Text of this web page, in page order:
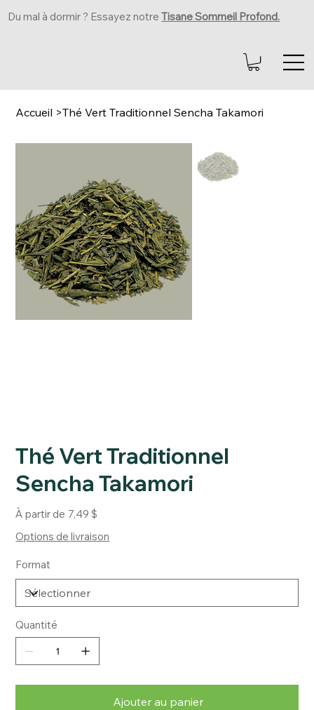
Du mal à dormir ? Essayez notreTisane Sommeil Profond.
Accueil >Thé Vert Traditionnel Sencha Takamori
Thé Vert Traditionnel
Sencha Takamori
À partir de Prix
7,49 $
Options de livraison
Format
Quantité
Ajouter au panier